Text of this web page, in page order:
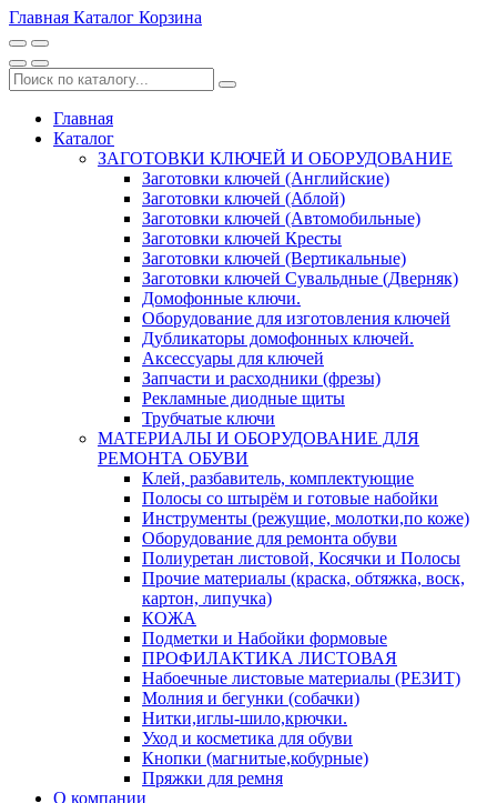
Главная Каталог Корзина
Главная
Каталог
ЗАГОТОВКИ КЛЮЧЕЙ И ОБОРУДОВАНИЕ
Заготовки ключей (Английские)
Заготовки ключей (Аблой)
Заготовки ключей (Автомобильные)
Заготовки ключей Кресты
Заготовки ключей (Вертикальные)
Заготовки ключей Сувальдные (Дверняк)
Домофонные ключи.
Оборудование для изготовления ключей
Дубликаторы домофонных ключей.
Аксессуары для ключей
Запчасти и расходники (фрезы)
Рекламные диодные щиты
Трубчатые ключи
МАТЕРИАЛЫ И ОБОРУДОВАНИЕ ДЛЯ
РЕМОНТА ОБУВИ
Клей, разбавитель, комплектующие
Полосы со штырём и готовые набойки
Инструменты (режущие, молотки,по коже)
Оборудование для ремонта обуви
Полиуретан листовой, Косячки и Полосы
Прочие материалы (краска, обтяжка, воск,
картон, липучка)
КОЖА
Подметки и Набойки формовые
ПРОФИЛАКТИКА ЛИСТОВАЯ
Набоечные листовые материалы (РЕЗИТ)
Молния и бегунки (собачки)
Нитки,иглы-шило,крючки.
Уход и косметика для обуви
Кнопки (магнитые,кобурные)
Пряжки для ремня
О компании